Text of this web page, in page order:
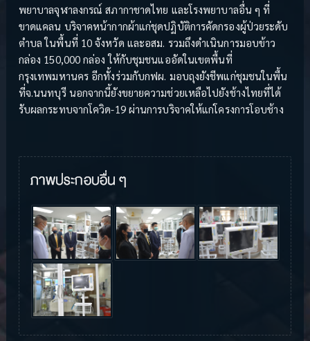
พยาบาลจุฬาลงกรณ์ สภากาชาดไทย และโรงพยาบาลอื่น ๆ ที่
ขาดแคลน บริจาคหน้ากากผ้าแก่ชุดปฏิบัติการคัดกรองผู้ป่วยระดับ
ตำบล ในพื้นที่ 10 จังหวัด และอสม. รวมถึงดำเนินการมอบข้าว
กล่อง 150,000 กล่อง ให้กับชุมชนแออัดในเขตพื้นที่
กรุงเทพมหานคร อีกทั้งร่วมกับกฟผ. มอบถุงยังชีพแก่ชุมชนในพื้น
ที่จ.นนทบุรี นอกจากนี้ยังขยายความช่วยเหลือไปยังช้างไทยที่ได้
รับผลกระทบจากโควิด-19 ผ่านการบริจาคให้แก่โครงการโอบช้าง
ภาพประกอบอื่น ๆ